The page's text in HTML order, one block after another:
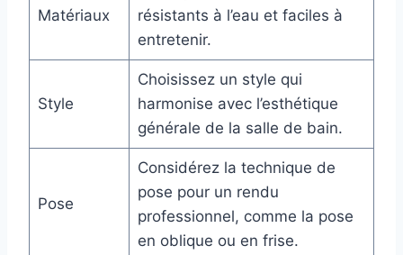
Matériaux
résistants à l’eau et faciles à
entretenir.
Style
Choisissez un style qui
harmonise avec l’esthétique
générale de la salle de bain.
Pose
Considérez la technique de
pose pour un rendu
professionnel, comme la pose
en oblique ou en frise.